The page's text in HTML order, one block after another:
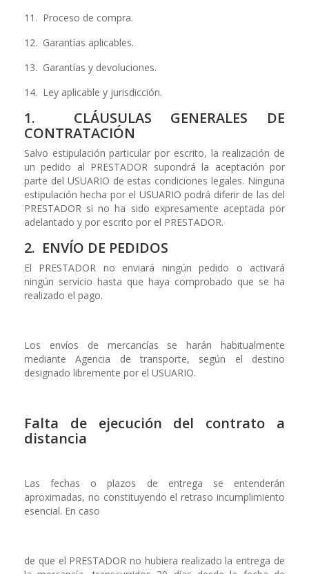
11. Proceso de compra.
12. Garantías aplicables.
13. Garantías y devoluciones.
14. Ley aplicable y jurisdicción.
1. CLÁUSULAS GENERALES DE
CONTRATACIÓN
Salvo estipulación particular por escrito, la realización de
un pedido al PRESTADOR supondrá la aceptación por
parte del USUARIO de estas condiciones legales. Ninguna
estipulación hecha por el USUARIO podrá diferir de las del
PRESTADOR si no ha sido expresamente aceptada por
adelantado y por escrito por el PRESTADOR.
2. ENVÍO DE PEDIDOS
El PRESTADOR no enviará ningún pedido o activará
ningún servicio hasta que haya comprobado que se ha
realizado el pago.
Los envíos de mercancías se harán habitualmente
mediante Agencia de transporte, según el destino
designado libremente por el USUARIO.
Falta de ejecución del contrato a
distancia
Las fechas o plazos de entrega se entenderán
aproximadas, no constituyendo el retraso incumplimiento
esencial. En caso
de que el PRESTADOR no hubiera realizado la entrega de